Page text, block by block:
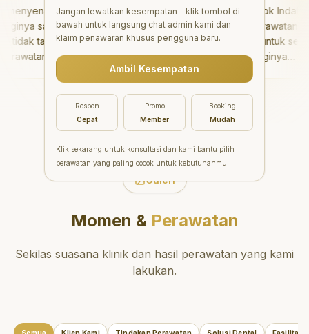
sangat baik
takut sama
tidak
setelahnya.
ke dokter
"Aesthetic Pondok Indah
menawarkan perawatan gigi
yang luar biasa untuk semua
orang. Dokter giginya
profesional, ramah, dan
meluangkan waktu untuk
mengedukasi pasien tentang
kesehatan gigi dan mulut
yang baik. Klinik ini terletak di
daerah yang strategis,
sehingga nyaman untuk
dikunjungi. Sangat
direkomendasikan untuk
dan berkualitas!
Galeri
Momen &Perawatan
Sekilas suasana klinik dan hasil perawatan yang kami
lakukan.
Semua Klien Kami Tindakan Perawatan Solusi Dental Fasilitas
Jangan lewatkan kesempatan—klik tombol di
bawah untuk langsung chat admin kami dan
klaim penawaran khusus pengguna baru.
Ambil Kesempatan
Respon
Cepat
Promo
Member
Booking
Mudah
Klik sekarang untuk konsultasi dan kami bantu pilih
perawatan yang paling cocok untuk kebutuhanmu.